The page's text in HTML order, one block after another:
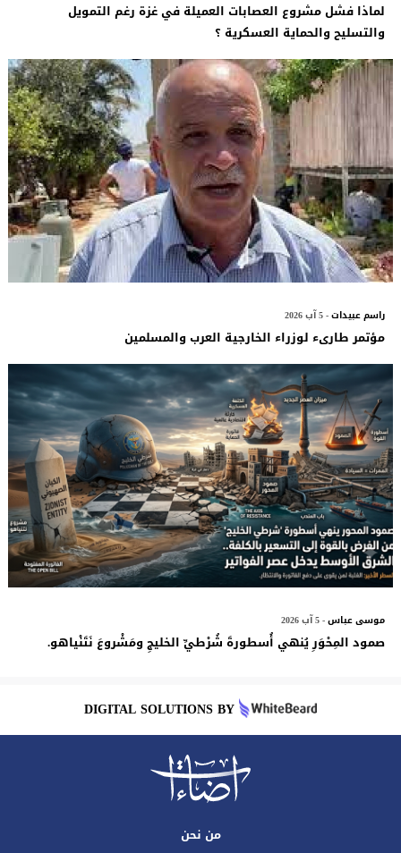
لماذا فشل مشروع العصابات العميلة في غزة رغم التمويل
والتسليح والحماية العسكرية ؟
راسم عبيدات- 5 آب 2026
مؤتمر طارىء لوزراء الخارجية العرب والمسلمين
موسى عباس- 5 آب 2026
صمود المِحْوَرِ يُنهي أُسطورةَ شُرْطيِّ الخليجِ ومَشْروعَ نَتَنْياهو.
DIGITAL SOLUTIONS BY
من نحن